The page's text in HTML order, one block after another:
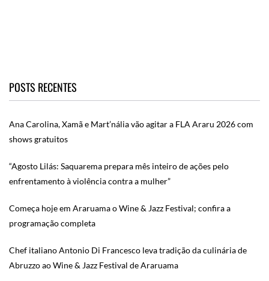
POSTS RECENTES
Ana Carolina, Xamã e Mart’nália vão agitar a FLA Araru 2026 com
shows gratuitos
“Agosto Lilás: Saquarema prepara mês inteiro de ações pelo
enfrentamento à violência contra a mulher”
Começa hoje em Araruama o Wine & Jazz Festival; confira a
programação completa
Chef italiano Antonio Di Francesco leva tradição da culinária de
Abruzzo ao Wine & Jazz Festival de Araruama